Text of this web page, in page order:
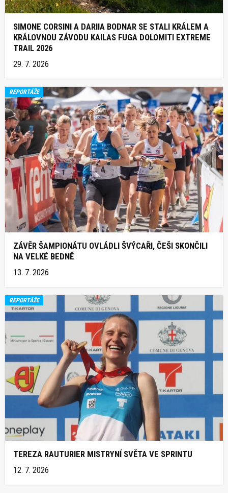
SIMONE CORSINI A DARIIA BODNAR SE STALI KRÁLEM A
KRÁLOVNOU ZÁVODU KAILAS FUGA DOLOMITI EXTREME
TRAIL 2026
29. 7. 2026
REPORTÁŽE
ZÁVĚR ŠAMPIONÁTU OVLÁDLI ŠVÝCAŘI, ČEŠI SKONČILI
NA VELKÉ BEDNĚ
13. 7. 2026
REPORTÁŽE
TEREZA RAUTURIER MISTRYNÍ SVĚTA VE SPRINTU
12. 7. 2026